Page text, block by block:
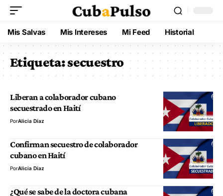
Mis Salvas Mis Intereses Mi Feed Historial
Etiqueta:secuestro
Liberan a colaborador cubano
secuestrado en Haití
PorAlicia Díaz
Confirman secuestro de colaborador
cubano en Haití
PorAlicia Díaz
¿Qué se sabe de la doctora cubana